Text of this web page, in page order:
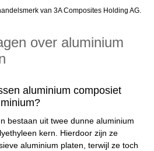
van 3A Composites Holding AG.
over aluminium
aluminium composiet
bestaan uit twee dunne aluminium
kern. Hierdoor zijn ze
aluminium platen, terwijl ze toch